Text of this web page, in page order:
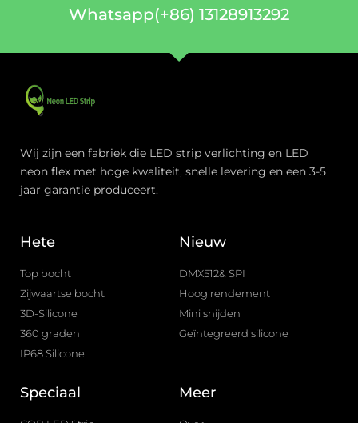
Whatsapp(+86) 13128913292
Wij zijn een fabriek die LED strip verlichting en LED
neon flex met hoge kwaliteit, snelle levering en een 3-5
jaar garantie produceert.
Hete
Top bocht
Zijwaartse bocht
3D-Silicone
360 graden
IP68 Silicone
Nieuw
DMX512& SPI
Hoog rendement
Mini snijden
Geïntegreerd silicone
Speciaal Meer